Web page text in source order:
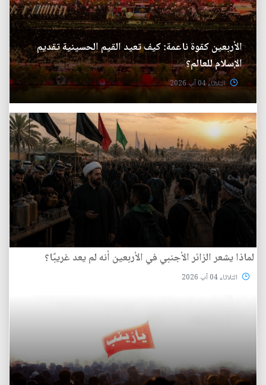
الأربعين كقوة ناعمة: كيف تعيد القيم الحسينية تقديم
الإسلام للعالم؟
الثلاثاء 04 آب 2026
لماذا يشعر الزائر الأجنبي في الأربعين أنه لم يعد غريبًا؟
الثلاثاء 04 آب 2026